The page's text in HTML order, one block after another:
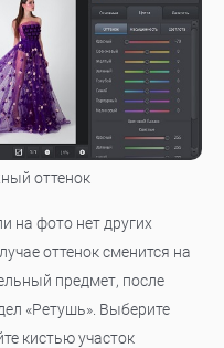
оттенок
на фото нет других
оттенок сменится на
предмет, после
«Ретушь». Выберите
кистью участок